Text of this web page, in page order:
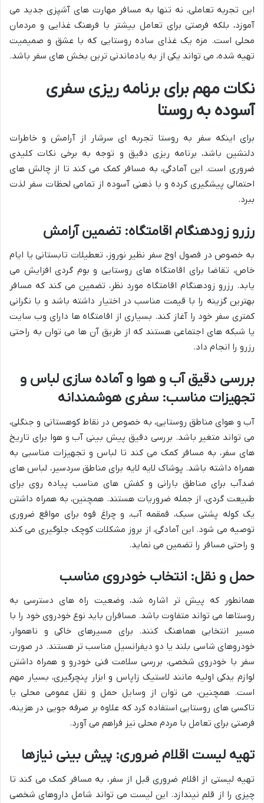
این تجربه تعاملی، نه تنها به مسافر مهارت های آشپزی جدید می
آموزد، بلکه فرصتی برای تعامل بیشتر با فرهنگ غذایی و مردمان
محلی است. مزه یک غذای ساده روستایی که با عشق و صمیمیت
تهیه شده، می تواند یکی از به یادماندنی ترین بخش های سفر باشد.
نکات مهم برای برنامه ریزی سفری
آسوده به روستا
برای اینکه سفر به روستا تجربه ای سرشار از آرامش و خاطرات
دلنشین باشد، برنامه ریزی دقیق و توجه به برخی نکات کلیدی
ضروری است. این آمادگی، به مسافر کمک می کند تا از چالش های
احتمالی پیشگیری کرده و با ذهنی آسوده از تمامی لحظات سفر لذت
ببرد.
رزرو زودهنگام اقامتگاه: تضمین آرامش
به خصوص در فصول اوج سفر نظیر نوروز، تعطیلات تابستانی یا ایام
خاص، تقاضا برای اقامتگاه های روستایی و بوم گردی افزایش می
یابد. رزرو زودهنگام اقامتگاه مورد نظر، تضمین می کند که مسافر
بهترین گزینه را با قیمت مناسب در اختیار داشته باشد و با نگرانی
کمتری سفر خود را آغاز کند. بسیاری از اقامتگاه ها دارای وب سایت
یا شبکه های اجتماعی هستند که از طریق آن ها می توان به راحتی
رزرو را انجام داد.
بررسی دقیق آب و هوا و آماده سازی لباس و
تجهیزات مناسب: سفری هوشمندانه
آب و هوای مناطق روستایی، به خصوص در نقاط کوهستانی و جنگلی،
می تواند متغیر باشد. بررسی دقیق پیش بینی آب و هوا برای تاریخ
های سفر، به مسافر کمک می کند تا لباس و تجهیزات مناسبی به
همراه داشته باشد. پوشاک لایه لایه برای مناطق سردسیر، لباس های
ضدآب برای مناطق بارانی و کفش های مناسب پیاده روی برای
طبیعت گردی، از جمله ضروریات هستند. همچنین، به همراه داشتن
یک کوله پشتی سبک، قمقمه آب، و چراغ قوه برای مواقع ضروری
توصیه می شود. این آمادگی، از بروز مشکلات کوچک جلوگیری می کند
و راحتی مسافر را تضمین می نماید.
حمل و نقل: انتخاب خودروی مناسب
همانطور که پیش تر اشاره شد، وضعیت راه های دسترسی به
روستاها می تواند متفاوت باشد. مسافران باید نوع خودروی خود را با
مسیر انتخابی هماهنگ کنند. برای مسیرهای خاکی و ناهموار،
خودروهای شاسی بلند یا دو دیفرانسیل مناسب تر هستند. در صورت
سفر با خودروی شخصی، بررسی سلامت فنی خودرو و همراه داشتن
لوازم یدکی اولیه مانند لاستیک زاپاس و ابزار پنچرگیری، بسیار مهم
است. همچنین، می توان از وسایل حمل و نقل عمومی محلی یا
تاکسی های روستایی استفاده کرد که علاوه بر صرفه جویی در هزینه،
فرصتی برای تعامل با مردم محلی نیز فراهم می آورد.
تهیه لیست اقلام ضروری: پیش بینی نیازها
تهیه لیستی از اقلام ضروری قبل از سفر، به مسافر کمک می کند تا
چیزی را از قلم نیندازد. این لیست می تواند شامل داروهای شخصی